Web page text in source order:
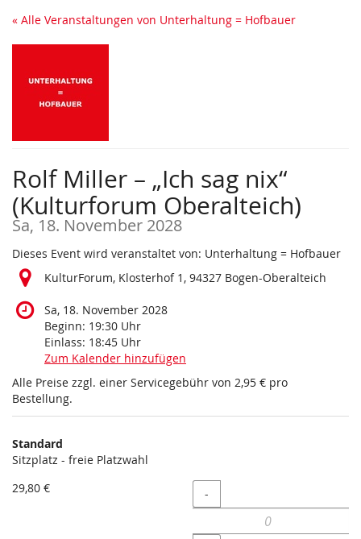
Zum
Inhalt
« Alle Veranstaltungen von Unterhaltung = Hofbauer
Rolf Miller – „Ich sag nix“
(Kulturforum Oberalteich)
Sa, 18. November 2028
Dieses Event wird veranstaltet von: Unterhaltung = Hofbauer
KulturForum, Klosterhof 1, 94327 Bogen-Oberalteich
Sa, 18. November 2028
Beginn: 19:30 Uhr
Einlass: 18:45 Uhr
Zum Kalender hinzufügen
Alle Preise zzgl. einer Servicegebühr von 2,95 € pro
Bestellung.
Produkte
Unkategorisierte
Produkte
Standard
Sitzplatz - freie Platzwahl
29,80 €
Menge
-